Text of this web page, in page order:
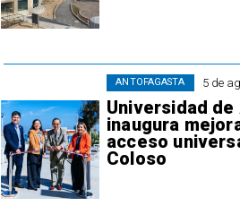
5 de
Universidad
inaugura
acceso
Coloso
ANTOFAGASTA